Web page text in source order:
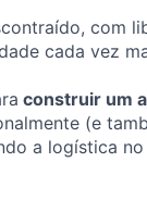
com
cada vez
construir um
(e
a logística no